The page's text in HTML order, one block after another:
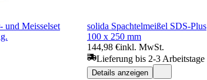
und Meisselset
solida Spachtelmeißel SDS-Plus
100 x 250 mm
144,98 €inkl. MwSt.
Lieferung bis 2-3 Arbeitstage
Details anzeigen